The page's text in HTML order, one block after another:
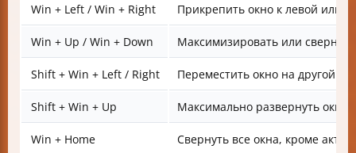
Win + Left / Win + Right Прикрепить окно к левой или
Win + Up / Win + Down Максимизировать или
Shift + Win + Left / Right Переместить окно на другой
Shift + Win + Up Максимально развернуть окно
Win + Home Свернуть все окна, кроме